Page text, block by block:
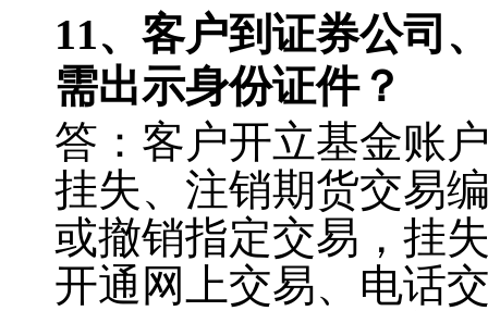
11、客户到证券公司
需出示身份证件？
答：客户开立基金账
挂失、注销期货交易
或撤销指定交易，挂
开通网上交易、电话